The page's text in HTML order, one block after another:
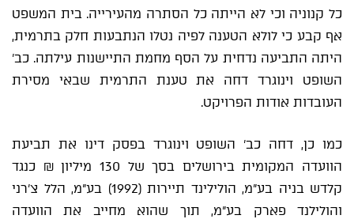
כל קנוניה וכי לא הייתה כל הסתרה מהעירייה. בית המשפט
אף קבע כי לולא הטענה לפיה נטלו הנתבעות חלק בתרמית,
היתה התביעה נדחית על הסף מחמת התיישנות עילתה. כב'
השופט וינוגרד דחה את טענת התרמית שבאי מסירת
העובדות אודות הפרויקט.
כמו כן, דחה כב' השופט וינוגרד בפסק דינו את תביעת
הוועדה המקומית בירושלים בסך של 130 מיליון ₪ כנגד
קלדש בניה בע"מ, הולילינד תיירות (1992) בע"מ, הלל צ'רני
והולילנד פארק בע"מ, תוך שהוא מחייב את הוועדה